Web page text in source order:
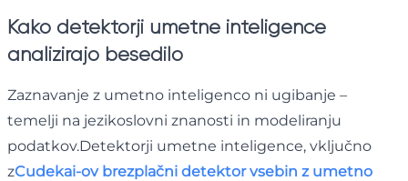
Kako detektorji umetne inteligence
analizirajo besedilo
Zaznavanje z umetno inteligenco ni ugibanje –
temelji na jezikoslovni znanosti in modeliranju
podatkov.Detektorji umetne inteligence, vključno
zCudekai-ov brezplačni detektor vsebin z umetno